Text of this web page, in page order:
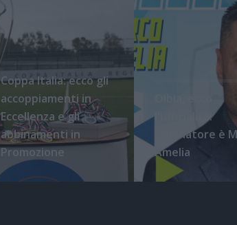
Coppa Italia: ecco gli
accoppiamenti in
Eccellenza e gli
abbinamenti in
Promozione
l'ufficialità:
l'allenatore è
Amelia